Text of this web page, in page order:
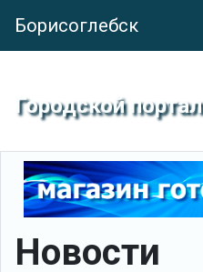
Борисоглебск
Городской портал
Новости